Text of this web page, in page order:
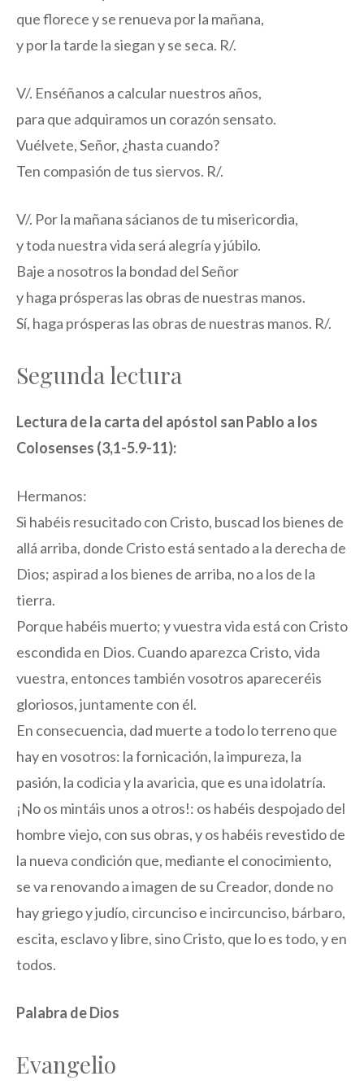
que florece y se renueva por la mañana,
y por la tarde la siegan y se seca. R/.
V/. Enséñanos a calcular nuestros años,
para que adquiramos un corazón sensato.
Vuélvete, Señor, ¿hasta cuando?
Ten compasión de tus siervos. R/.
V/. Por la mañana sácianos de tu misericordia,
y toda nuestra vida será alegría y júbilo.
Baje a nosotros la bondad del Señor
y haga prósperas las obras de nuestras manos.
Sí, haga prósperas las obras de nuestras manos. R/.
Segunda lectura
Lectura de la carta del apóstol san Pablo a los
Colosenses (3,1-5.9-11):
Hermanos:
Si habéis resucitado con Cristo, buscad los bienes de
allá arriba, donde Cristo está sentado a la derecha de
Dios; aspirad a los bienes de arriba, no a los de la
tierra.
Porque habéis muerto; y vuestra vida está con Cristo
escondida en Dios. Cuando aparezca Cristo, vida
vuestra, entonces también vosotros apareceréis
gloriosos, juntamente con él.
En consecuencia, dad muerte a todo lo terreno que
hay en vosotros: la fornicación, la impureza, la
pasión, la codicia y la avaricia, que es una idolatría.
¡No os mintáis unos a otros!: os habéis despojado del
hombre viejo, con sus obras, y os habéis revestido de
la nueva condición que, mediante el conocimiento,
se va renovando a imagen de su Creador, donde no
hay griego y judío, circunciso e incircunciso, bárbaro,
escita, esclavo y libre, sino Cristo, que lo es todo, y en
todos.
Palabra de Dios
Evangelio